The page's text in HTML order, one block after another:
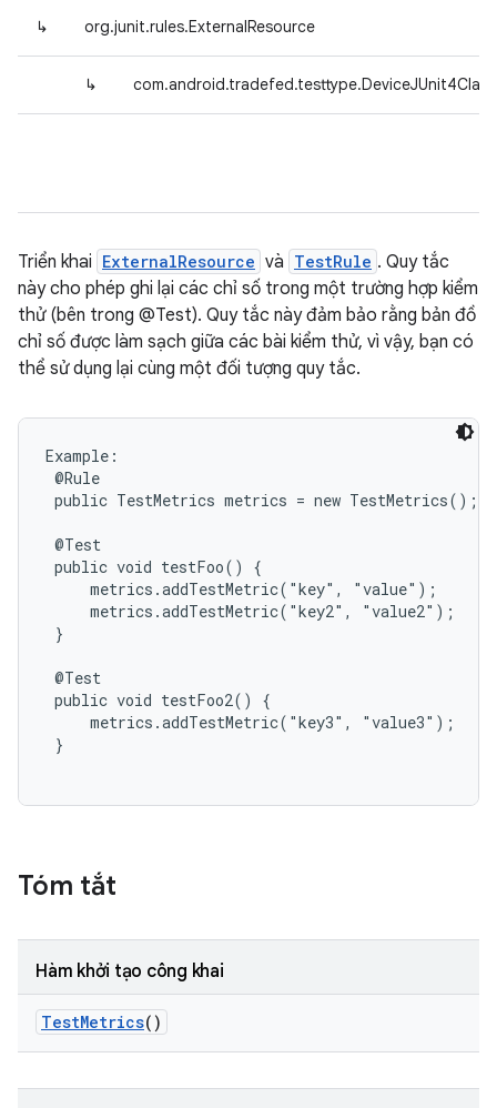
↳ org.junit.rules.ExternalResource
↳
Triển khai ExternalResource và TestRule . Quy tắc
này cho phép ghi lại các chỉ số trong một trường hợp kiểm
thử (bên trong @Test). Quy tắc này đảm bảo rằng bản đồ
chỉ số được làm sạch giữa các bài kiểm thử, vì vậy, bạn có
thể sử dụng lại cùng một đối tượng quy tắc.
Example:
@Rule
public TestMetrics metrics = new TestMetrics();
@Test
public void testFoo() {
     metrics.addTestMetric("key", "value");
     metrics.addTestMetric("key2", "value2");
}
@Test
public void testFoo2() {
     metrics.addTestMetric("key3", "value3");
}
Tóm tắt
Hàm khởi tạo công khai
TestMetrics()